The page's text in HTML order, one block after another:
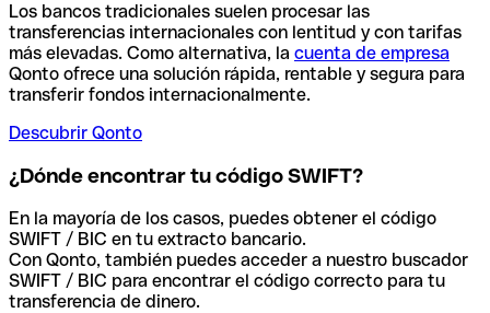
Los bancos tradicionales suelen procesar las
transferencias internacionales con lentitud y con tarifas
más elevadas. Como alternativa, la cuenta de empresa
Qonto ofrece una solución rápida, rentable y segura para
transferir fondos internacionalmente.
Descubrir Qonto
¿Dónde encontrar tu código SWIFT?
En la mayoría de los casos, puedes obtener el código
SWIFT / BIC en tu extracto bancario.
Con Qonto, también puedes acceder a nuestro buscador
SWIFT / BIC para encontrar el código correcto para tu
transferencia de dinero.